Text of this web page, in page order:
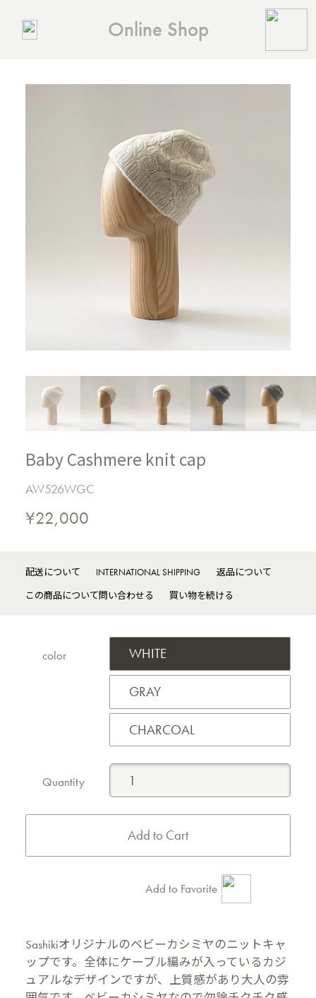
Online Shop
Baby Cashmere knit cap
AW526WGC
¥22,000
配送について INTERNATIONAL SHIPPING
返品について
この商品について問い合わせる
買い物を続ける
color WHITE
GRAY
CHARCOAL
Quantity
Add to Favorite
Sashikiオリジナルのベビーカシミヤのニットキャ
ップです。全体にケーブル編みが入っているカジ
ュアルなデザインですが、上質感があり大人の雰